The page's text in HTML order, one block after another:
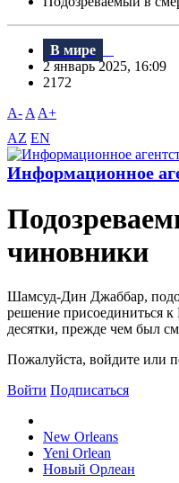
В мире
2 январь 2025, 16:09
2172
A- A A+
AZ EN
Информационное
чиновники
Шамсуд-Дин Джаббар,
решение присоединиться
десятки, прежде чем был
Пожалуйста, войдите или
Войти Подписаться
New Orleans
Yeni Orlean
Новый Орлеан